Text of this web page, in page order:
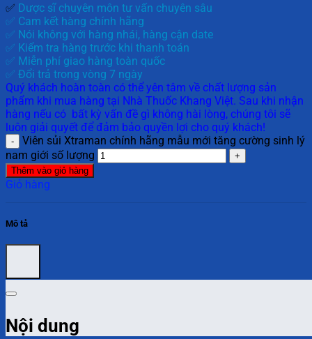
✅ Dược sĩ chuyên môn tư vấn chuyên sâu
✅ Cam kết hàng chính hãng
✅ Nói không với hàng nhái, hàng cận date
✅ Kiểm tra hàng trước khi thanh toán
✅ Miễn phí giao hàng toàn quốc
✅ Đổi trả trong vòng 7 ngày
Quý khách hoàn toàn có thể yên tâm về chất lượng sản
phẩm khi mua hàng tại Nhà Thuốc Khang Việt. Sau khi nhận
hàng nếu có bất kỳ vấn đề gì không hài lòng, chúng tôi sẽ
luôn giải quyết để đảm bảo quyền lợi cho quý khách!
Viên sủi Xtraman chính hãng mẫu mới tăng cường sinh lý
nam giới số lượng
Thêm vào giỏ hàng
Giỏ hàng
Mô tả
Nội dung